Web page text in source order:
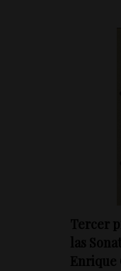
Tercer
las
Enrique